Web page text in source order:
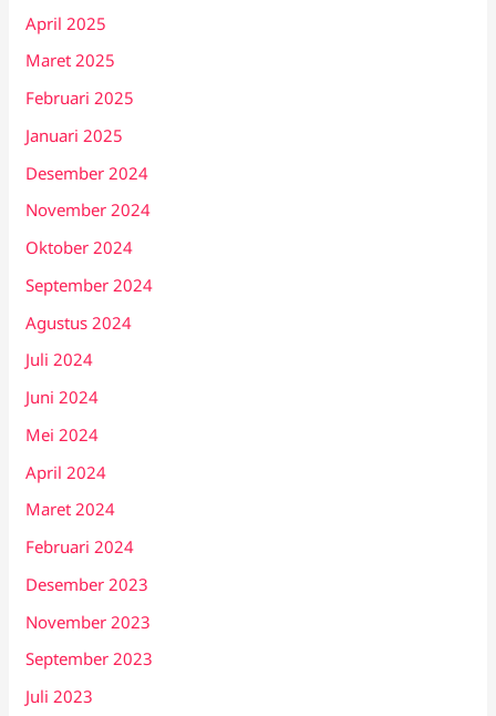
April 2025
Maret 2025
Februari 2025
Januari 2025
Desember 2024
November 2024
Oktober 2024
September 2024
Agustus 2024
Juli 2024
Juni 2024
Mei 2024
April 2024
Maret 2024
Februari 2024
Desember 2023
November 2023
September 2023
Juli 2023